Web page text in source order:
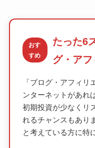
おす
すめ
たった6
グ・アフ
「ブログ・アフィ
ンターネットがあれ
初期投資が少なくリ
れるチャンスもあり
と考えている方に特